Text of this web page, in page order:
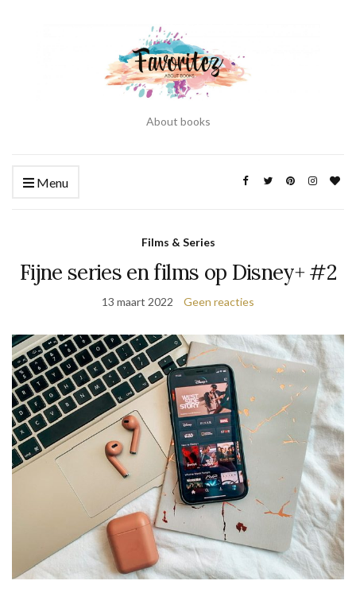
About books
Menu
Films & Series
Fijne series en films op Disney+ #2
13 maart 2022 Geen reacties